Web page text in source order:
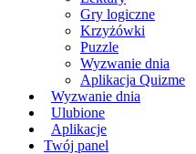
Gry logiczne
Krzyżówki
Puzzle
Wyzwanie dnia
Aplikacja Quizme
Wyzwanie dnia
Ulubione
Aplikacje
Twój panel